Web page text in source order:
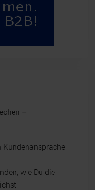
–
Kundenansprache –
wie Du die